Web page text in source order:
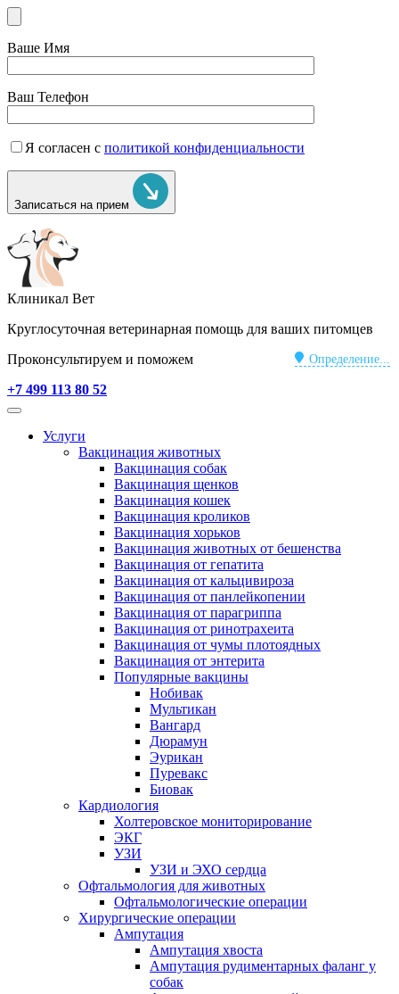
Ваше Имя
Ваш Телефон
Я согласен с политикой конфиденциальности
Записаться на прием
Клиникал Вет
Круглосуточная ветеринарная помощь для ваших питомцев
Определение...
Проконсультируем и поможем
+7 499 113 80 52
Услуги
Вакцинация животных
Вакцинация собак
Вакцинация щенков
Вакцинация кошек
Вакцинация кроликов
Вакцинация хорьков
Вакцинация животных от бешенства
Вакцинация от гепатита
Вакцинация от кальцивироза
Вакцинация от панлейкопении
Вакцинация от парагриппа
Вакцинация от ринотрахеита
Вакцинация от чумы плотоядных
Вакцинация от энтерита
Популярные вакцины
Нобивак
Мультикан
Вангард
Дюрамун
Эурикан
Пуревакс
Биовак
Кардиология
Холтеровское мониторирование
ЭКГ
УЗИ
УЗИ и ЭХО сердца
Офтальмология для животных
Офтальмологические операции
Хирургические операции
Ампутация
Ампутация хвоста
Ампутация рудиментарных фаланг у
собак